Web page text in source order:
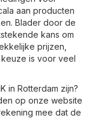
aan producten
Blader door de
kans om
prijzen,
is voor veel
in Rotterdam zijn?
op onze website
mee dat de